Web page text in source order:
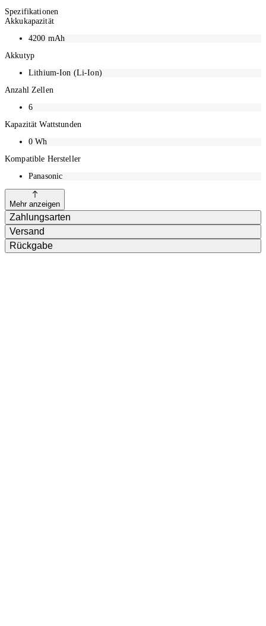
Spezifikationen
Akkukapazität
4200 mAh
Akkutyp
Lithium-Ion (Li-Ion)
Anzahl Zellen
6
Kapazität Wattstunden
0Wh
Kompatible Hersteller
Panasonic
Mehr anzeigen
Zahlungsarten
Versand
Rückgabe